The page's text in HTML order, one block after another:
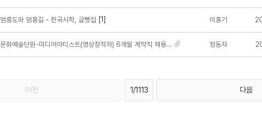
엄흥도와 엄홍길 - 한국시학, 글빵집 [1] 이홍기
문화예술단원-미디어아티스트(영상창작자) 6개월 계약직 채용 안내 정동자
이전 1/1113 다음